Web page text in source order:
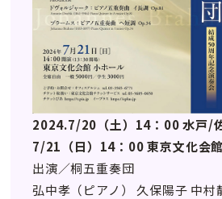
2024.7/20（土）14：00 水戸/
7/21（日）14：00 東京文化会館
出演／桐五重奏団
弘中孝（ピアノ） 久保陽子 中村